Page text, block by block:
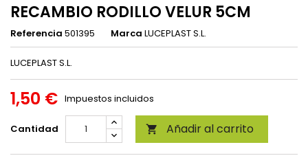
RECAMBIO RODILLO VELUR 5CM
Referencia 501395 Marca LUCEPLAST S.L.
LUCEPLAST S.L.
1,50 € Impuestos incluidos
Cantidad  Añadir al carrito